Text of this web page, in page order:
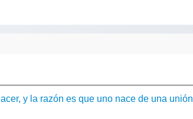
y la razón es que uno nace de una